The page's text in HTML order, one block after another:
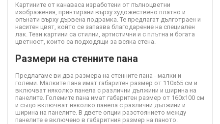
Картините от канаваса изработени от пълноцветни
изображения, принтирани върху художествено платно и
опънати върху дървена подрамка. Те предлагат дълготраен и
наситен цвят, който се запазва благодарение на специален
лак. Тези картини са стилни, артистични и с плътна и богата
цветност, които са подходящи за всяка стена.
Размери на стенните пана
Предлагаме ви два размера на стенните пана - малки и
големи. Малките пана имат габаритен размер от 110х65 см и
включват няколко панела с различни дължини и ширина на
панелите. Големите пана имат габаритен размер от 160х100 см
и също включват няколко панела с различни дължини и
ширина на панелите. В двете опции разстоянието между
панелите е включено в габаритния размер на паното.